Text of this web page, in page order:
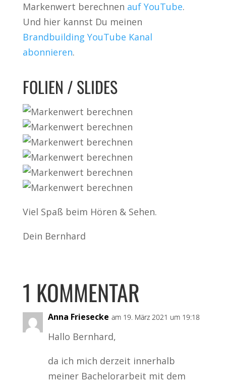
Markenwert berechnen auf YouTube.
Und hier kannst Du meinen
Brandbuilding YouTube Kanal
abonnieren.
FOLIEN / SLIDES
Viel Spaß beim Hören & Sehen.
Dein Bernhard
1 KOMMENTAR
Anna Friesecke am 19. März 2021 um 19:18
Hallo Bernhard,
da ich mich derzeit innerhalb
meiner Bachelorarbeit mit dem